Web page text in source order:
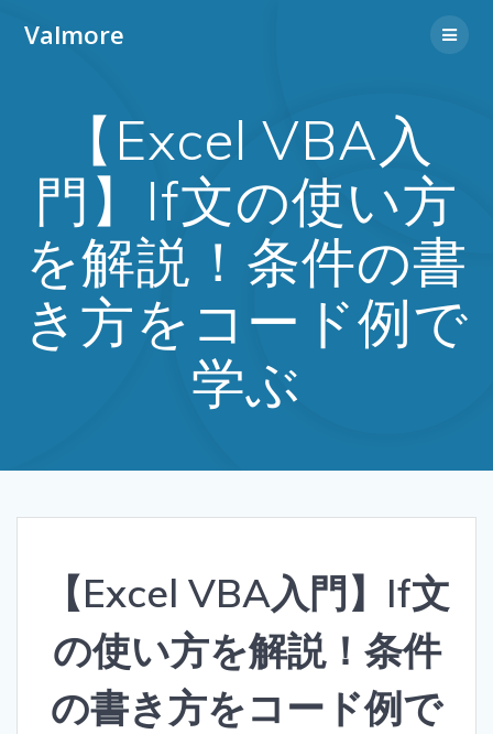
Valmore
【Excel VBA入
門】If文の使い方
を解説！条件の書
き方をコード例で
学ぶ
【Excel VBA入門】If文
の使い方を解説！条件
の書き方をコード例で